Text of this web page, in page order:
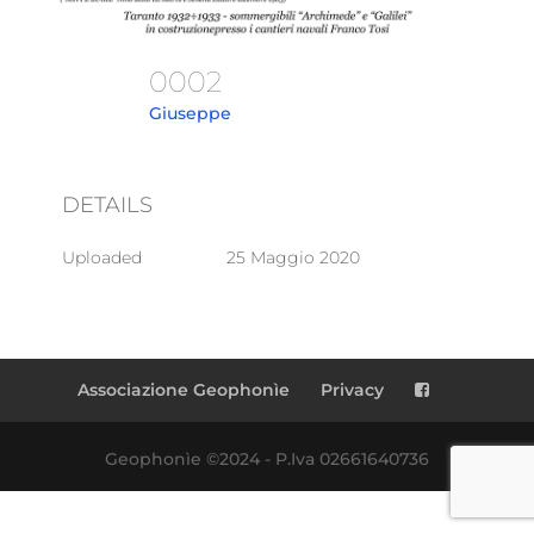
0002
Giuseppe
DETAILS
Uploaded 25 Maggio 2020
Associazione Geophonìe Privacy
Geophonìe ©2024 - P.Iva 02661640736